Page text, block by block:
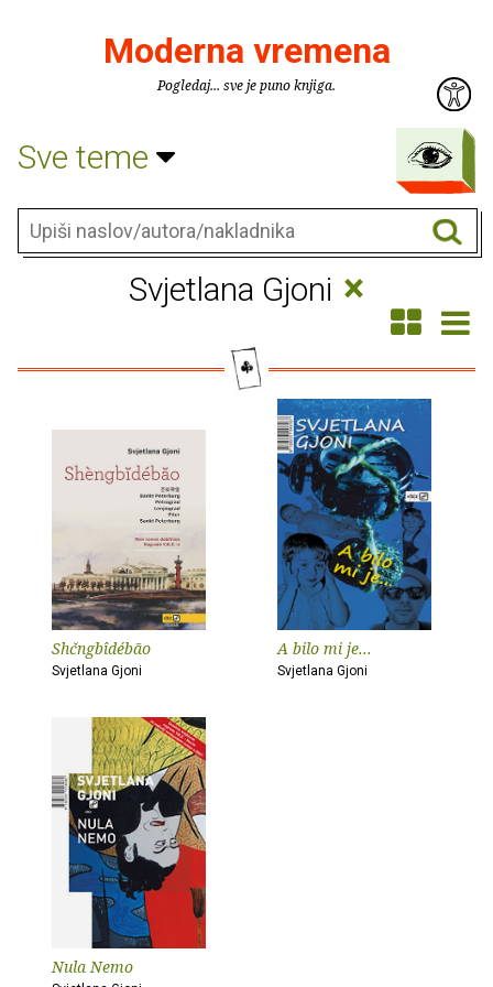
Moderna vremena
Pogledaj... sve je puno knjiga.
Sve teme
Svjetlana Gjoni ×
Shčngbîdébão
Svjetlana Gjoni
A bilo mi je...
Svjetlana Gjoni
Nula Nemo